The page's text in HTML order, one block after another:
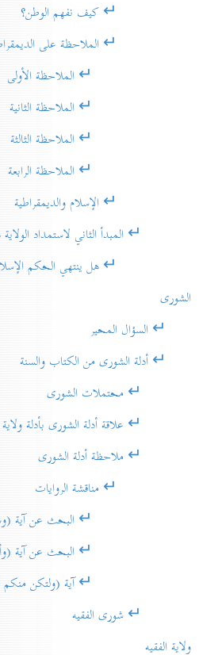
↵ كيف نفهم الوطن؟
↵ الملاحظة على
↵ الملاحظة الأولى
↵ الملاحظة الثانية
↵ الملاحظة الثالثة
↵ الملاحظة الرابعة
↵ الإسلام والديمقراطية
↵ المبدأ الثاني لاستمداد الولاية
↵ هل ينتهي الحكم الإسلامي
الشورى
↵ السؤال المحير
↵ أدلة الشورى من الكتاب والسنة
↵ محتملات الشورى
↵ علاقة أدلة الشورى بأدلة ولاية
↵ ملاحظة أدلة الشورى
↵ مناقشة الروايات
↵ البحث عن آية
↵ البحث عن آية (وأمرهم
↵ آية (ولتكن منكم أمة
↵ شورى الفقيه
ولاية الفقيه